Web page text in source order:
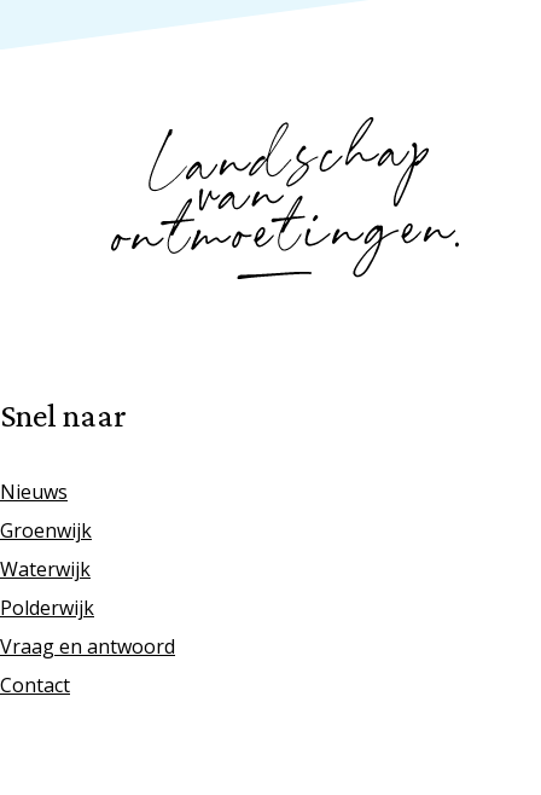
Snel naar
Nieuws
Groenwijk
Waterwijk
Polderwijk
Vraag en antwoord
Contact